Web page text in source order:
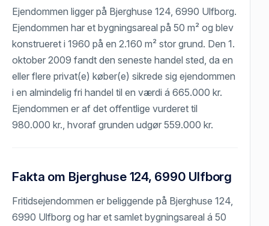
Ejendommen ligger på Bjerghuse 124, 6990 Ulfborg.
Ejendommen har et bygningsareal på 50 m² og blev
konstrueret i 1960 på en 2.160 m² stor grund. Den 1.
oktober 2009 fandt den seneste handel sted, da en
eller flere privat(e) køber(e) sikrede sig ejendommen
i en almindelig fri handel til en værdi á 665.000 kr.
Ejendommen er af det offentlige vurderet til
980.000 kr., hvoraf grunden udgør 559.000 kr.
Fakta om Bjerghuse 124, 6990 Ulfborg
Fritidsejendommen er beliggende på Bjerghuse 124,
6990 Ulfborg og har et samlet bygningsareal á 50